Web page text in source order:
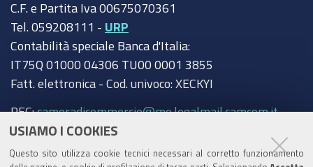
USIAMO I COOKIES
Questo sito utilizza cookie tecnici necessari al corretto funzionamento
C.F. e Partita Iva 00675070361
Tel. 059208111 - URP
Contabilità speciale Banca d'Italia:
IT75Q 01000 04306 TU00 0001 3855
Fatt. elettronica - Cod. univoco: XECKYI
PEC:cameradicommercio@mo.legalmail.camcom.it
Trasparenza